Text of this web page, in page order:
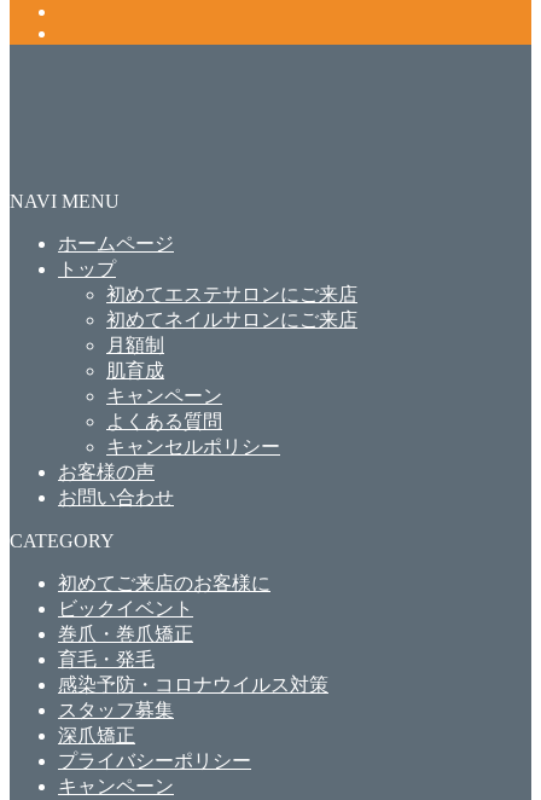
NAVI MENU
ホームページ
トップ
初めてエステサロンにご来店
初めてネイルサロンにご来店
月額制
肌育成
キャンペーン
よくある質問
キャンセルポリシー
お客様の声
お問い合わせ
CATEGORY
初めてご来店のお客様に
ビックイベント
巻爪・巻爪矯正
育毛・発毛
感染予防・コロナウイルス対策
スタッフ募集
深爪矯正
プライバシーポリシー
キャンペーン